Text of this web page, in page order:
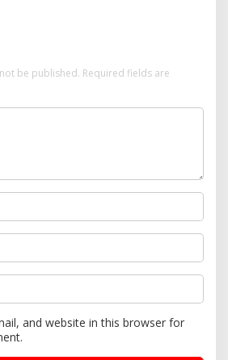
be published. Required fields are
and website in this browser for